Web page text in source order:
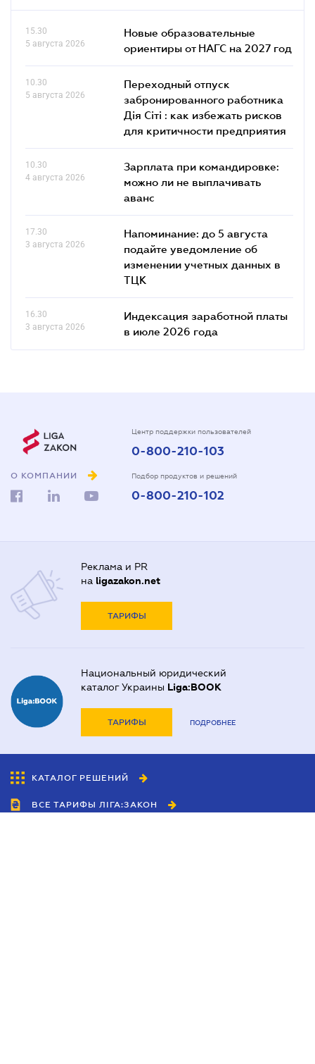
15.30
5 августа 2026
Новые образовательные
ориентиры от НАГС на 2027 год
10.30
5 августа 2026
Переходный отпуск
забронированного работника
Дія Сіті : как избежать рисков
для критичности предприятия
10.30
4 августа 2026
Зарплата при командировке:
можно ли не выплачивать
аванс
17.30
3 августа 2026
Напоминание: до 5 августа
подайте уведомление об
изменении учетных данных в
ТЦК
16.30
3 августа 2026
Индексация заработной платы
в июле 2026 года
О КОМПАНИИ
Центр поддержки пользователей
0-800-210-103
Подбор продуктов и решений
0-800-210-102
Реклама и PR
на ligazakon.net
ТАРИФЫ
Национальный юридический
каталог Украины Liga:BOOK
ТАРИФЫ ПОДРОБНЕЕ
КАТАЛОГ РЕШЕНИЙ
ВСЕ ТАРИФЫ ЛІГА:ЗАКОН